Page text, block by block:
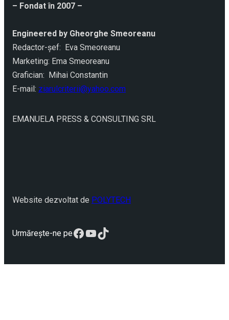
– Fondat în 2007 –
Engineered by Gheorghe Smeoreanu
Redactor-şef: Eva Smeoreanu
Marketing: Ema Smeoreanu
Grafician: Mihai Constantin
E-mail: ziarulcriterii@yahoo.com
EMANUELA PRESS & CONSULTING SRL
Website dezvoltat de POLYTECH
Urmărește-ne peFacebook
YouTube
TikTok